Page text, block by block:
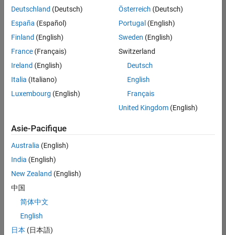
descriptions
poste
n’ont
pas
été
traduites.
Effectuez
lieu
pour
l’ensemble
des
opportunités
votre
région.
Deutschland (Deutsch)
España (Español)
Finland (English)
France (Français)
Ireland (English)
Italia (Italiano)
Luxembourg (English)
Österreich (Deutsch)
Portugal (English)
Sweden (English)
Switzerland
Deutsch
English
Français
United Kingdom(English)
Asie-Pacifique
Australia (English)
India (English)
New Zealand (English)
中国
简体中文
English
日本 (日本語)